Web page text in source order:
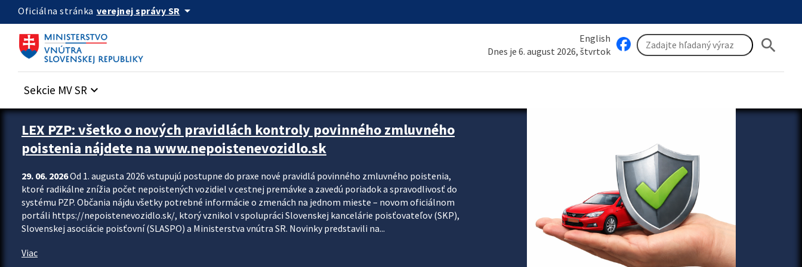
Preskocit na hlavný obsah
Oficiálna stránka verejnej správy SR arrow_drop_down
English
Dnes je 6. august 2026, štvrtok
search
Sekcie MV SR keyboard_arrow_down
Zastavit automatický posun upútavok
LEX PZP: všetko o nových pravidlách kontroly povinného zmluvného
poistenia nájdete na www.nepoistenevozidlo.sk
29. 06. 2026Od 1. augusta 2026 vstupujú postupne do praxe nové pravidlá povinného zmluvného poistenia,
ktoré radikálne znížia počet nepoistených vozidiel v cestnej premávke a zavedú poriadok a spravodlivosť do
systému PZP. Občania nájdu všetky potrebné informácie o zmenách na jednom mieste – novom oficiálnom
portáli https://nepoistenevozidlo.sk/, ktorý vznikol v spolupráci Slovenskej kancelárie poisťovateľov (SKP),
Slovenskej asociácie poisťovní (SLASPO) a Ministerstva vnútra SR. Novinky predstavili na...
Viac